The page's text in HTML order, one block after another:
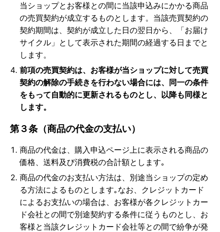
当ショップとお客様との間に当該申込みにかかる商品
の売買契約が成立するものとします。当該売買契約の
契約期間は、契約が成立した日の翌日から、「お届け
サイクル」として表示された期間の経過する日までと
します。
前項の売買契約は、お客様が当ショップに対して売買
契約の解除の手続きを行わない場合には、同一の条件
をもって自動的に更新されるものとし、以降も同様と
します。
第３条（商品の代金の支払い）
商品の代金は、購入申込ページ上に表示される商品の
価格、送料及び消費税の合計額とします｡
商品の代金のお支払い方法は、別途当ショップの定め
る方法によるものとします｡なお、クレジットカード
によるお支払いの場合は、お客様が各クレジットカー
ド会社との間で別途契約する条件に従うものとし、お
客様と当該クレジットカード会社等との間で紛争が発